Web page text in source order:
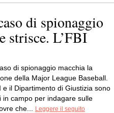
di spionaggio
strisce. L’FBI
di spionaggio macchia la
della Major League Baseball.
e il Dipartimento di Giustizia sono
in campo per indagare sulle
che...
Leggere il seguito